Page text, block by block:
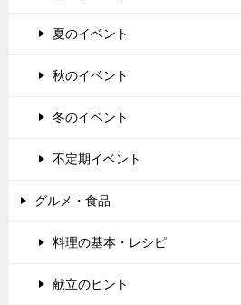
夏のイベント
秋のイベント
冬のイベント
不定期イベント
グルメ・食品
料理の基本・レシピ
献立のヒント